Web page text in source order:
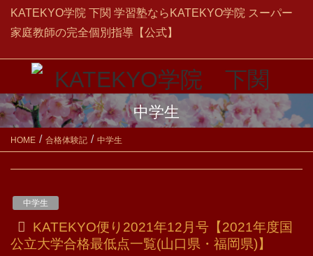
KATEKYO学院 下関 学習塾ならKATEKYO学院 スーパー
家庭教師の完全個別指導【公式】
中学生
HOME 合格体験記 中学生
中学生
KATEKYO便り2021年12月号【2021年度国
公立大学合格最低点一覧(山口県・福岡県)】